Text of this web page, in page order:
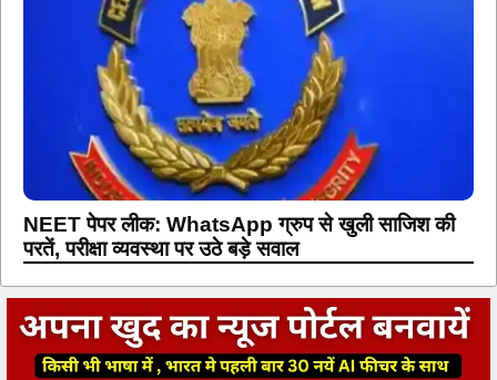
NEET पेपर लीक: WhatsApp ग्रुप से खुली साजिश की
परतें, परीक्षा व्यवस्था पर उठे बड़े सवाल